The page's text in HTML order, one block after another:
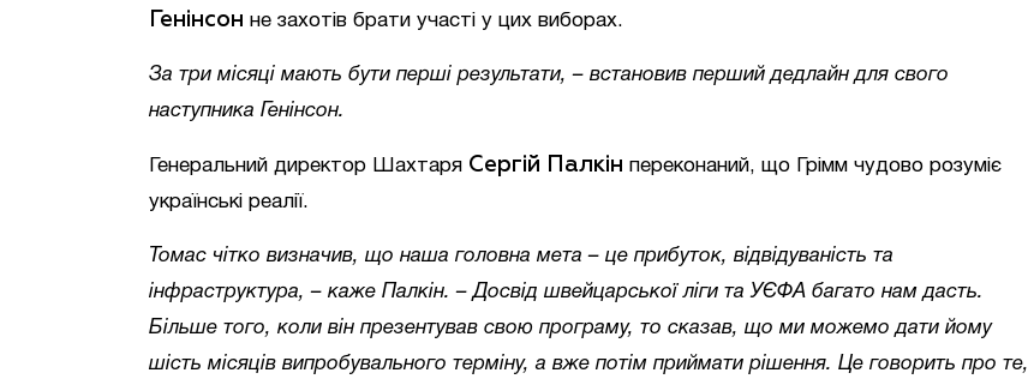
Генінсон не захотів брати участі у цих виборах.
За три місяці мають бути перші результати, – встановив перший дедлайн для свого
наступника Генінсон.
Генеральний директор Шахтаря Сергій Палкін переконаний, що Грімм чудово розуміє
українські реалії.
Томас чітко визначив, що наша головна мета – це прибуток, відвідуваність та
інфраструктура, – каже Палкін. – Досвід швейцарської ліги та УЄФА багато нам дасть.
Більше того, коли він презентував свою програму, то сказав, що ми можемо дати йому
шість місяців випробувального терміну, а вже потім приймати рішення. Це говорить про те,